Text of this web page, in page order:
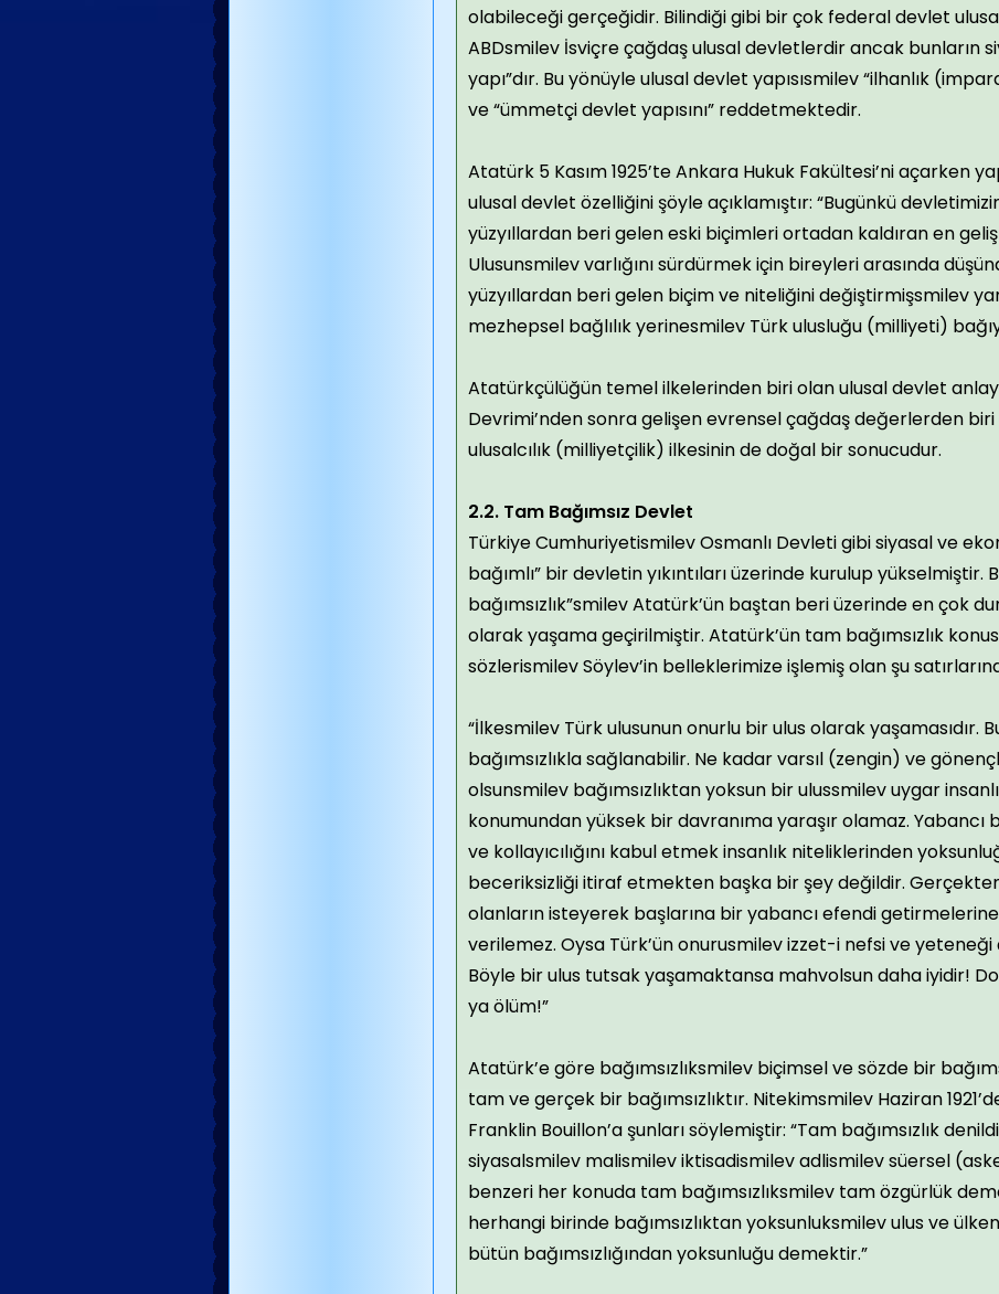
olabileceği gerçeğidir. Bilindiği gibi bir çok federal devlet
ABDsmilev İsviçre çağdaş ulusal devletlerdir ancak bunların
yapı”dır. Bu yönüyle ulusal devlet yapısısmilev “ilhanlık
ve “ümmetçi devlet yapısını” reddetmektedir.
Atatürk 5 Kasım 1925’te Ankara Hukuk Fakültesi’ni açarken
ulusal devlet özelliğini şöyle açıklamıştır: “Bugünkü
yüzyıllardan beri gelen eski biçimleri ortadan kaldıran en
Ulusunsmilev varlığını sürdürmek için bireyleri arasında
yüzyıllardan beri gelen biçim ve niteliğini değiştirmişsmilev
mezhepsel bağlılık yerinesmilev Türk ulusluğu (milliyeti)
Atatürkçülüğün temel ilkelerinden biri olan ulusal devlet
Devrimi’nden sonra gelişen evrensel çağdaş değerlerden
ulusalcılık (milliyetçilik) ilkesinin de doğal bir sonucudur.
2.2. Tam Bağımsız Devlet
Türkiye Cumhuriyetismilev Osmanlı Devleti gibi siyasal ve
bağımlı” bir devletin yıkıntıları üzerinde kurulup yükselmiştir.
bağımsızlık”smilev Atatürk’ün baştan beri üzerinde en çok
olarak yaşama geçirilmiştir. Atatürk’ün tam bağımsızlık
sözlerismilev Söylev’in belleklerimize işlemiş olan şu
“İlkesmilev Türk ulusunun onurlu bir ulus olarak yaşamasıdır.
bağımsızlıkla sağlanabilir. Ne kadar varsıl (zengin) ve
olsunsmilev bağımsızlıktan yoksun bir ulussmilev uygar
konumundan yüksek bir davranıma yaraşır olamaz.
ve kollayıcılığını kabul etmek insanlık niteliklerinden
beceriksizliği itiraf etmekten başka bir şey değildir.
olanların isteyerek başlarına bir yabancı efendi getirmelerine
verilemez. Oysa Türk’ün onurusmilev izzet-i nefsi ve
Böyle bir ulus tutsak yaşamaktansa mahvolsun daha iyidir!
ya ölüm!”
Atatürk’e göre bağımsızlıksmilev biçimsel ve sözde bir
tam ve gerçek bir bağımsızlıktır. Nitekimsmilev Haziran
Franklin Bouillon’a şunları söylemiştir: “Tam bağımsızlık
siyasalsmilev malismilev iktisadismilev adlismilev süersel
benzeri her konuda tam bağımsızlıksmilev tam özgürlük
herhangi birinde bağımsızlıktan yoksunluksmilev ulus ve
bütün bağımsızlığından yoksunluğu demektir.”